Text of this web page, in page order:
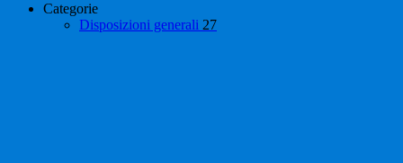
Categorie
Disposizioni generali 27